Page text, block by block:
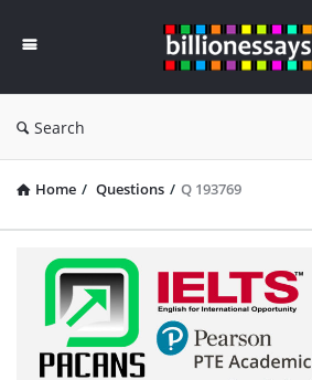
Essays
Search
Home / Questions / Q 193769